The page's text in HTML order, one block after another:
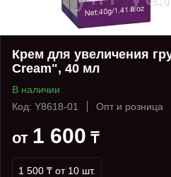
Крем для увеличения
Cream", 40 мл
В наличии
Код: Y8618-01
Опт и розница
от 1 600 ₸
1 500 ₸ от 10 шт.